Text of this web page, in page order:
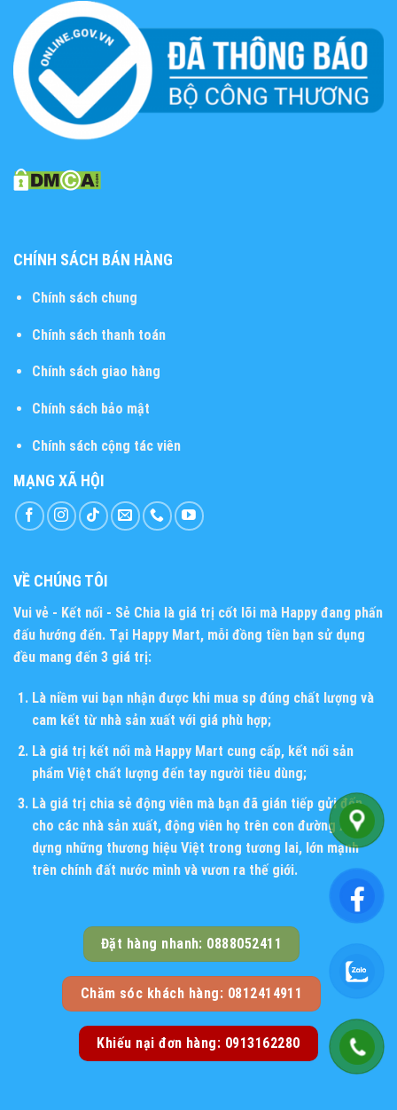
CHÍNH SÁCH BÁN HÀNG
Chính sách chung
Chính sách thanh toán
Chính sách giao hàng
Chính sách bảo mật
Chính sách cộng tác viên
MẠNG XÃ HỘI
VỀ CHÚNG TÔI
Vui vẻ - Kết nối - Sẻ Chia là giá trị cốt lõi mà Happy đang phấn
đấu hướng đến. Tại Happy Mart, mỗi đồng tiền bạn sử dụng
đều mang đến 3 giá trị:
Là niềm vui bạn nhận được khi mua sp đúng chất lượng và
cam kết từ nhà sản xuất với giá phù hợp;
Là giá trị kết nối mà Happy Mart cung cấp, kết nối sản
phẩm Việt chất lượng đến tay người tiêu dùng;
Là giá trị chia sẻ động viên mà bạn đã gián tiếp gửi đến
cho các nhà sản xuất, động viên họ trên con đường xây
dựng những thương hiệu Việt trong tương lai, lớn mạnh
trên chính đất nước mình và vươn ra thế giới.
Đặt hàng nhanh: 0888052411
Chăm sóc khách hàng: 0812414911
Khiếu nại đơn hàng: 0913162280